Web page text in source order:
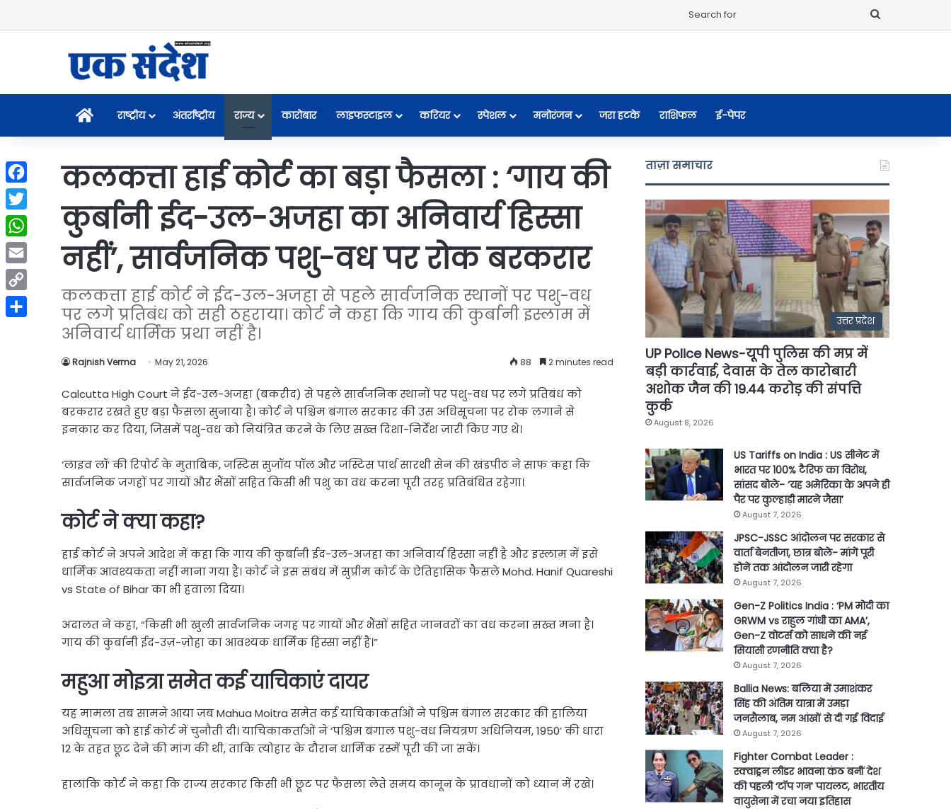
Homeराष्ट्रीय अंतर्राष्ट्रीय राज्य कारोबार लाइफस्टाइल करियर स्पेशल मनोरंजन जरा हटके राशिफल ई-पेपर
कलकत्ता हाई कोर्ट का बड़ा फैसला : ‘गाय की
कुर्बानी ईद-उल-अजहा का अनिवार्य हिस्सा
नहीं’, सार्वजनिक पशु-वध पर रोक बरकरार
कलकत्ता हाई कोर्ट ने ईद-उल-अजहा से पहले सार्वजनिक स्थानों पर पशु-वध
पर लगे प्रतिबंध को सही ठहराया। कोर्ट ने कहा कि गाय की कुर्बानी इस्लाम में
अनिवार्य धार्मिक प्रथा नहीं है।
Rajnish Verma May 21, 2026 88 2 minutes read
Calcutta High Court ने ईद-उल-अजहा (बकरीद) से पहले सार्वजनिक स्थानों पर पशु-वध पर लगे प्रतिबंध को
बरकरार रखते हुए बड़ा फैसला सुनाया है। कोर्ट ने पश्चिम बंगाल सरकार की उस अधिसूचना पर रोक लगाने से
इनकार कर दिया, जिसमें पशु-वध को नियंत्रित करने के लिए सख्त दिशा-निर्देश जारी किए गए थे।
‘लाइव लॉ’ की रिपोर्ट के मुताबिक, जस्टिस सुजॉय पॉल और जस्टिस पार्थ सारथी सेन की खंडपीठ ने साफ कहा कि
सार्वजनिक जगहों पर गायों और भैंसों सहित किसी भी पशु का वध करना पूरी तरह प्रतिबंधित रहेगा।
कोर्ट ने क्या कहा?
हाई कोर्ट ने अपने आदेश में कहा कि गाय की कुर्बानी ईद-उल-अजहा का अनिवार्य हिस्सा नहीं है और इस्लाम में इसे
धार्मिक आवश्यकता नहीं माना गया है। कोर्ट ने इस संबंध में सुप्रीम कोर्ट के ऐतिहासिक फैसले Mohd. Hanif Quareshi
vs State of Bihar का भी हवाला दिया।
अदालत ने कहा, “किसी भी खुली सार्वजनिक जगह पर गायों और भैंसों सहित जानवरों का वध करना सख्त मना है।
गाय की कुर्बानी ईद-उज़-ज़ोहा का आवश्यक धार्मिक हिस्सा नहीं है।”
महुआ मोइत्रा समेत कई याचिकाएं दायर
यह मामला तब सामने आया जब Mahua Moitra समेत कई याचिकाकर्ताओं ने पश्चिम बंगाल सरकार की हालिया
अधिसूचना को हाई कोर्ट में चुनौती दी। याचिकाकर्ताओं ने ‘पश्चिम बंगाल पशु-वध नियंत्रण अधिनियम, 1950’ की धारा
12 के तहत छूट देने की मांग की थी, ताकि त्योहार के दौरान धार्मिक रस्में पूरी की जा सकें।
हालांकि कोर्ट ने कहा कि राज्य सरकार किसी भी छूट पर फैसला लेते समय कानून के प्रावधानों को ध्यान में रखे।
ताज़ा समाचार
उत्तर प्रदेश
UP Police News-यूपी पुलिस की मप्र में
बड़ी कार्रवाई, देवास के तेल कारोबारी
अशोक जैन की 19.44 करोड़ की संपत्ति
कुर्क
August 8, 2026
US Tariffs on India : US सीनेट में
भारत पर 100% टैरिफ का विरोध,
सांसद बोले- ‘यह अमेरिका के अपने ही
पैर पर कुल्हाड़ी मारने जैसा’
August 7, 2026
JPSC-JSSC आंदोलन पर सरकार से
वार्ता बेनतीजा, छात्र बोले- मांगें पूरी
होने तक आंदोलन जारी रहेगा
August 7, 2026
Gen-Z Politics India : ‘PM मोदी का
GRWM vs राहुल गांधी का AMA’,
Gen-Z वोटर्स को साधने की नई
सियासी रणनीति क्या है?
August 7, 2026
Ballia News: बलिया में उमाशंकर
सिंह की अंतिम यात्रा में उमड़ा
जनसैलाब, नम आंखों से दी गई विदाई
August 7, 2026
Fighter Combat Leader :
स्क्वाड्रन लीडर भावना कंठ बनीं देश
की पहली ‘टॉप गन’ पायलट, भारतीय
वायुसेना में रचा नया इतिहास
Facebook
Twitter
WhatsApp
Email
Copy
Link